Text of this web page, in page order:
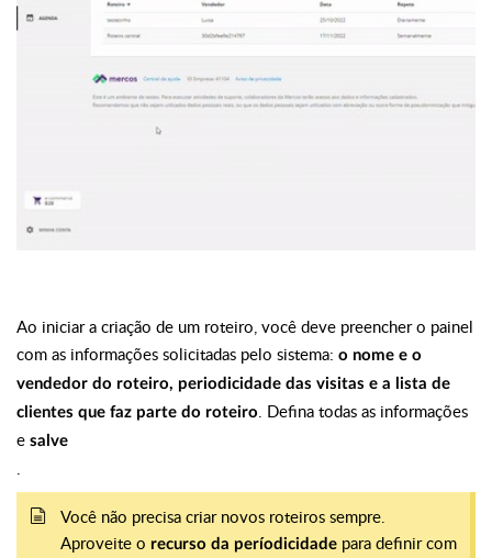
Ao iniciar a criação de um roteiro, você deve preencher o painel
com as informações solicitadas pelo sistema: o nome e o
vendedor do roteiro, periodicidade das visitas e a lista de
clientes que faz parte do roteiro. Defina todas as informações
e salve
.
Você não precisa criar novos roteiros sempre.
Aproveite o recurso da períodicidade para definir com